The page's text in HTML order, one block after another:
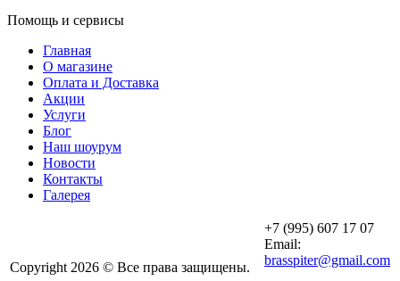
Помощь и сервисы
Главная
О магазине
Оплата и Доставка
Акции
Услуги
Блог
Наш шоурум
Новости
Контакты
Галерея
Copyright 2026 © Все права защищены.
+7 (995) 607 17 07
Email:
brasspiter@gmail.com